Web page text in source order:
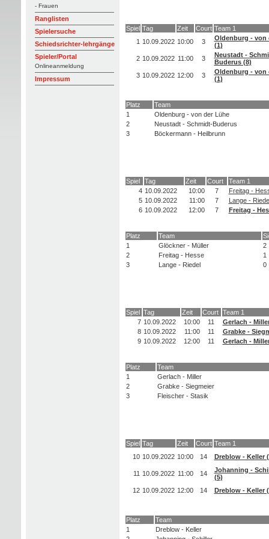
- Frauen
Ranglisten
Spielersuche
Schiedsrichter-lehrgänge
Spieler/Portal
Onlineanmeldung
Impressum
Spiel Tag Zeit Court Team 1
1 10.09.2022 10:00 3
Oldenburg - von
(1)
2 10.09.2022 11:00 3
Neustadt -
Buderus (8)
3 10.09.2022 12:00 3
Oldenburg - von
(1)
Platz
Team
1
Oldenburg - von der Lühe
2
Neustadt - Schmidt-Buderus
3
Böckermann - Heilbrunn
Spiel Tag Zeit Court
Team 1
4 10.09.2022 10:00 7
Freitag -
5 10.09.2022 11:00 7
Lange -
6 10.09.2022 12:00 7 Freitag -
Platz Team
1
Glöckner - Müller
2
2
Freitag - Hesse
1
3
Lange - Riedel 0
Spiel Tag Zeit Court
Team 1
7 10.09.2022 10:00 11
Gerlach -
8 10.09.2022 11:00 11
Grabke -
9 10.09.2022 12:00 11 Gerlach -
Platz
Team
1
Gerlach - Miller
2
Grabke - Siegmeier
3
Fleischer - Stasik
Spiel Tag Zeit Court Team 1
10 10.09.2022 10:00 14 Dreblow - Keller
11 10.09.2022 11:00 14
Johanning -
(5)
12 10.09.2022 12:00 14 Dreblow - Keller
Platz
Team
1
Dreblow - Keller